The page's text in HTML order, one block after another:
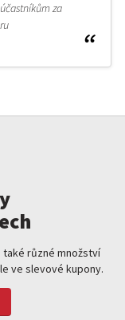
za
také různé množství
ve slevové kupony.